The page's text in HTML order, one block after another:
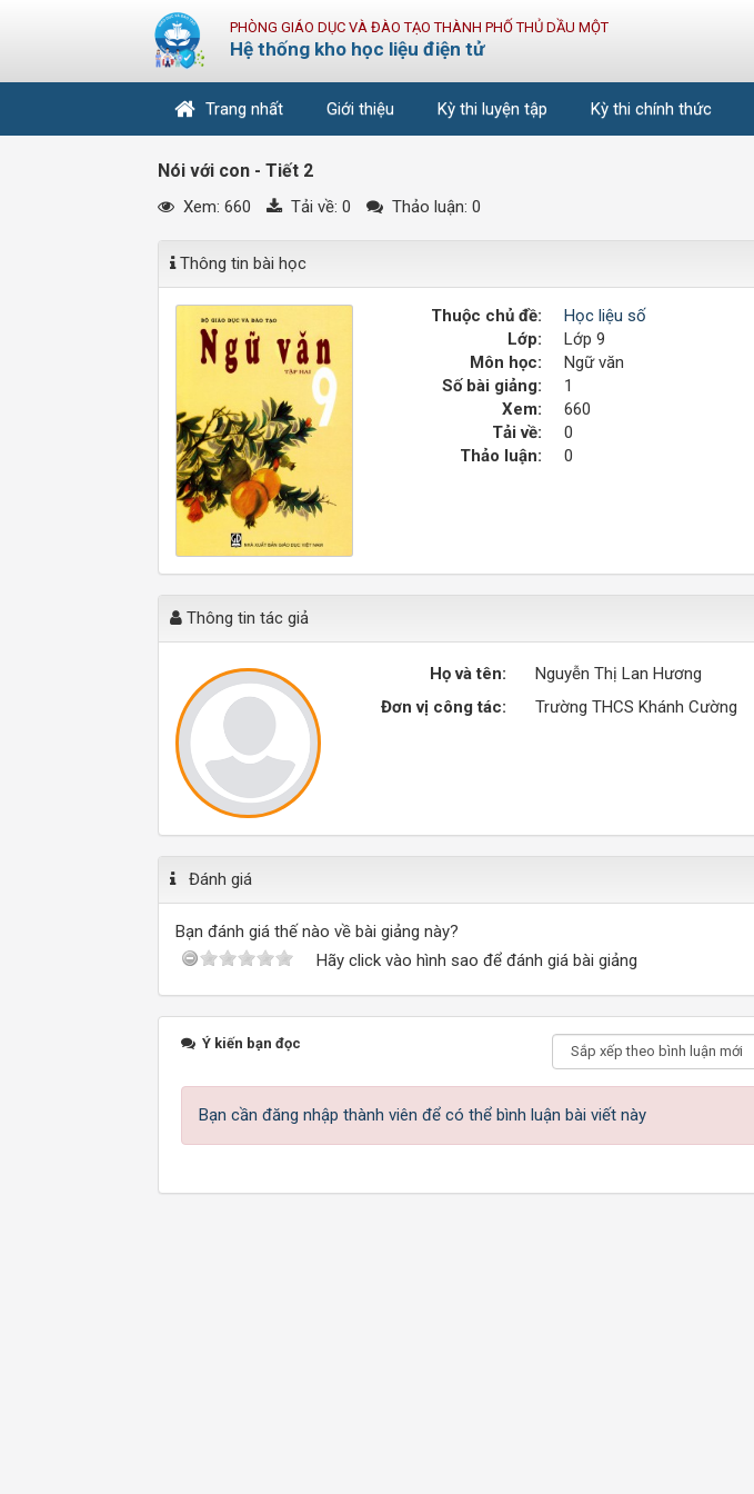
PHÒNG GIÁO DỤC VÀ ĐÀO TẠO THÀNH PHỐ THỦ DẦU MỘT
Hệ thống kho học liệu điện tử
Trang nhất Giới thiệu Kỳ thi luyện tập Kỳ thi chính thức
Nói với con - Tiết 2
Xem: 660 Tải về: 0 Thảo luận: 0
Thông tin bài học
Thuộc chủ đề:
Học liệu số
Lớp:
Lớp 9
Môn học:
Ngữ văn
Số bài giảng:
1
Xem:
660
Tải về:
0
Thảo luận:
0
Thông tin tác giả
Họ và tên:
Nguyễn Thị Lan Hương
Đơn vị công tác:
Trường THCS Khánh Cường
Đánh giá
Bạn đánh giá thế nào về bài giảng này?
Hãy click vào hình sao để đánh giá bài giảng
Ý kiến bạn đọc
Bạn cần đăng nhập thành viên để có thể bình luận bài viết này